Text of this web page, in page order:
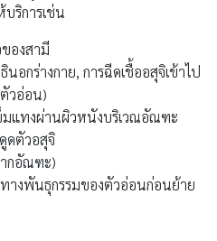
บีเอ็นเอช (BNH)
รุงเทพมหานคร 10500
16.00 น. / วันอาทิตย์ 09.00-
2886
มิติเวช